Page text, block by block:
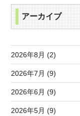
アーカイブ
2026年8月 (2)
2026年7月 (9)
2026年6月 (9)
2026年5月 (9)